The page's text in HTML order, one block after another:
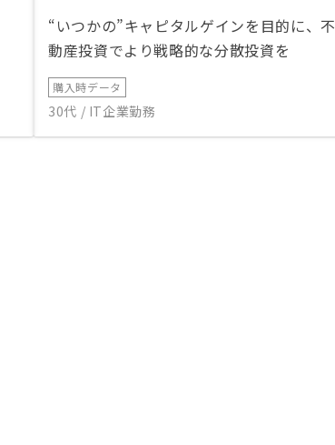
“いつかの”キャピタルゲインを目的に、不
動産投資でより戦略的な分散投資を
購入時データ
30代 / IT企業勤務